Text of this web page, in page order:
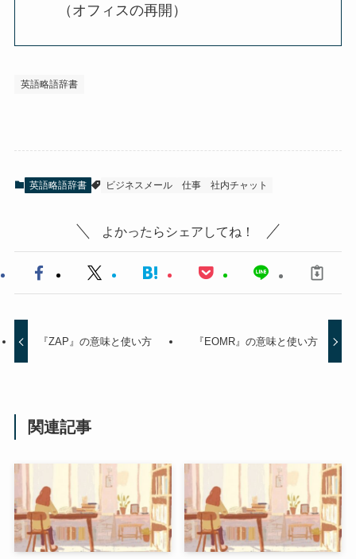
（オフィスの再開）
英語略語辞書
英語略語辞書 ビジネスメール 仕事 社内チャット
よかったらシェアしてね！
『ZAP』の意味と使い方 『EOMR』の意味と使い方
関連記事